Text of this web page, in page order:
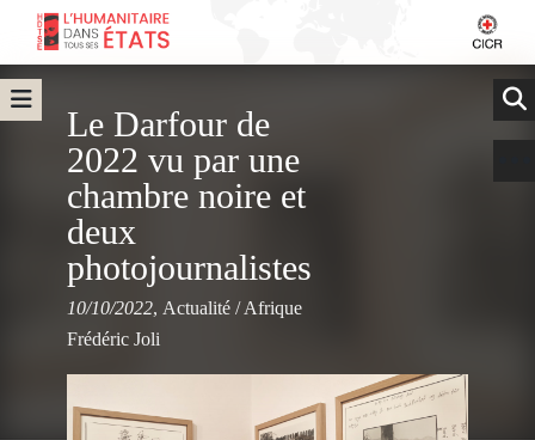
Le Darfour de
2022 vu par une
chambre noire et
deux
photojournalistes
10/10/2022, Actualité /Afrique
Frédéric Joli